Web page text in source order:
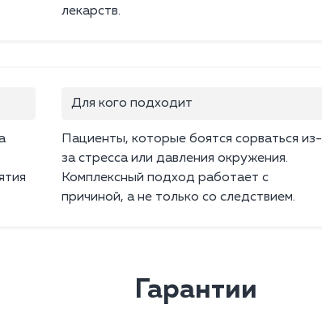
лекарств.
Для кого подходит
Пациенты, которые боятся сорваться из-
за стресса или давления окружения.
Комплексный подход работает с
причиной, а не только со следствием.
Гарантии